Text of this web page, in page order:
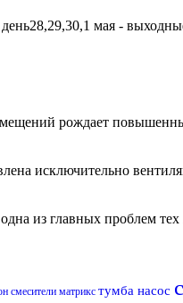
мая -
рождает
исключительно
из главных проблем
смесители матрикс тумба насос